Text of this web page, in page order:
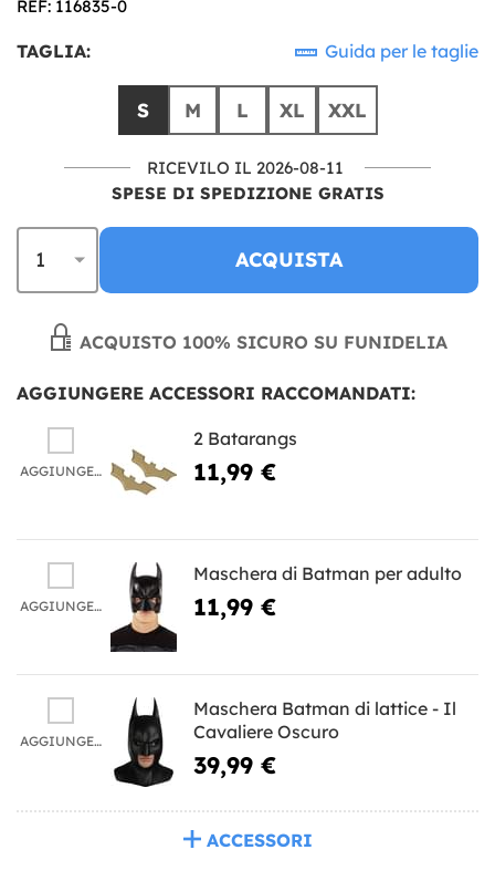
REF: 116835-0
TAGLIA: Guida per le taglie
S M L XL XXL
RICEVILO IL 2026-08-11
SPESE DI SPEDIZIONE GRATIS
ACQUISTA
ACQUISTO 100% SICURO SU FUNIDELIA
AGGIUNGERE ACCESSORI RACCOMANDATI:
AGGIUNGERE
2 Batarangs
11,99 €
AGGIUNGERE
Maschera di Batman per adulto
11,99 €
AGGIUNGERE
Maschera Batman di lattice - Il
Cavaliere Oscuro
39,99 €
ACCESSORI